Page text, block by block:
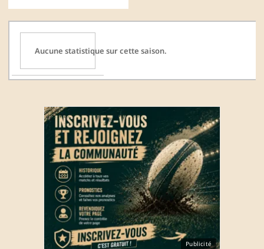
Aucune statistique sur cette saison.
Publicité